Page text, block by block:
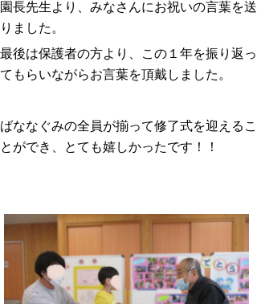
園長先生より、みなさんにお祝いの言葉を送
りました。
最後は保護者の方より、この１年を振り返っ
てもらいながらお言葉を頂戴しました。
ばななぐみの全員が揃って修了式を迎えるこ
とができ、とても嬉しかったです！！